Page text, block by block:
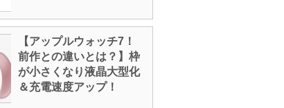
【アップルウォッチ7！
前作との違いとは？】枠
が小さくなり液晶大型化
＆充電速度アップ！